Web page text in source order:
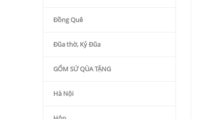
Đồng Quê
Đũa thờ, Kỷ Đũa
GỐM SỨ QÙA TẶNG
Hà Nội